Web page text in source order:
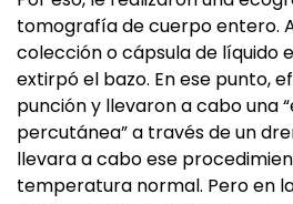
tomografía de cuerpo entero.
colección o cápsula de líquido
extirpó el bazo. En ese punto,
punción y llevaron a cabo una
percutánea” a través de un
llevara a cabo ese
temperatura normal. Pero en